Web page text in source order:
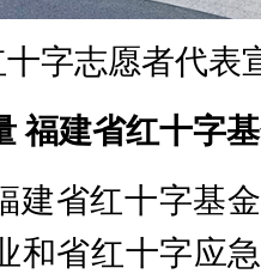
十字志愿者代表
福建省红十字
建省红十字基
和省红十字应